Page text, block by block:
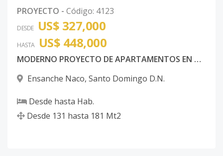
PROYECTO - Código: 4123
DESDE US$ 327,000
HASTA US$ 448,000
MODERNO PROYECTO DE APARTAMENTOS EN NACO
Ensanche Naco, Santo Domingo D.N.
Desde hasta Hab.
Desde 131 hasta 181 Mt2